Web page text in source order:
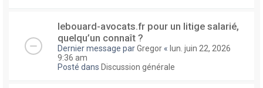
lebouard-avocats.fr pour un litige salarié,
quelqu’un connaît ?
Dernier message parGregor « lun. juin 22, 2026
9:36 am
Posté dans Discussion générale